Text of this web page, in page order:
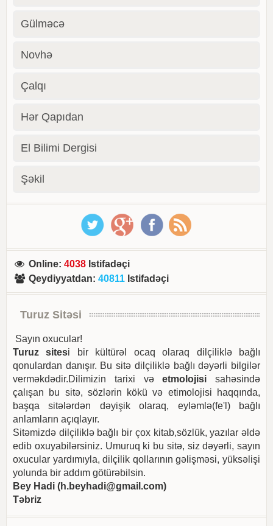
Gülməcə
Novhə
Çalqı
Hər Qapıdan
El Bilimi Dergisi
Şəkil
Online:4038 Istifadəçi
Qeydiyyatdan:40811 Istifadəçi
Turuz Sitəsi
Sayın oxucular!
Turuz sitesi bir kültürəl ocaq olaraq dilçiliklə bağlı
qonulardan danışır. Bu sitə dilçiliklə bağlı dəyərli bilgilər
verməkdədir.Dilimizin tarixi vəetmolojisi sahəsində
çalışan bu sitə, sözlərin kökü və etimolojisi haqqında,
başqa sitələrdən dəyişik olaraq, eyləmlə(fe'l) bağlı
anlamların açıqlayır.
Sitəmizdə dilçiliklə bağlı bir çox kitab,sözlük, yazılar əldə
edib oxuyabilərsiniz. Umuruq ki bu sitə, siz dəyərli, sayın
oxucular yardımıyla, dilçilik qollarının gəlişməsi, yüksəlişi
yolunda bir addım götürəbilsin.
Bey Hadi (h.beyhadi@gmail.com)
Təbriz